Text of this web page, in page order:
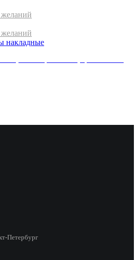
желаний
желаний
накладные
Петербург